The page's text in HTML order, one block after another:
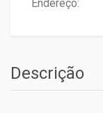
Endereço:
Descrição